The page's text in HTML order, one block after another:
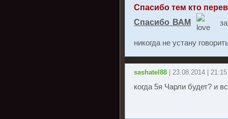
Спасибо тем кто
Спасибо ВАМ
никогда не устану
sashatel88 | 23.08.2014 | 21:15
когда 5я Чарли будет? и